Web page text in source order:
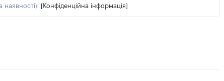
наявності): [Конфіденційна інформація]